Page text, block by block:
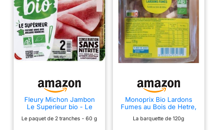
Fleury Michon Jambon
Le Superieur bio - Le
60 g
Le paquet de 2 tranches - 60 g
Monoprix Bio Lardons
Fumes au Bois de Hetre,
La barquette de 120g